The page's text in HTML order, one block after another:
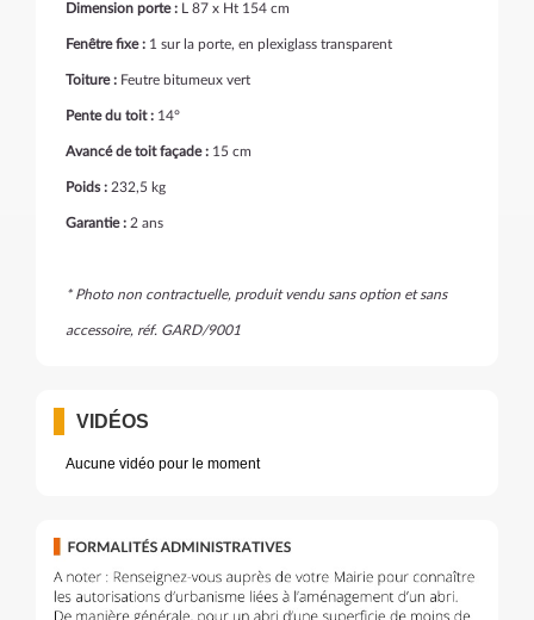
Dimension porte : L 87 x Ht 154 cm
Fenêtre fixe : 1 sur la porte, en plexiglass transparent
Toiture : Feutre bitumeux vert
Pente du toit : 14°
Avancé de toit façade : 15 cm
Poids : 232,5 kg
Garantie : 2 ans
* Photo non contractuelle, produit vendu sans option et sans
accessoire, réf. GARD/9001
VIDÉOS
Aucune vidéo pour le moment